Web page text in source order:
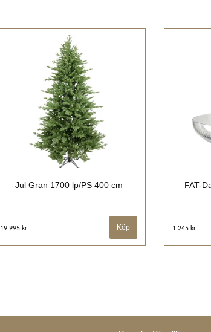
Jul Gran 1700 lp/PS 400 cm
19 995 kr
FAT-
1 245 kr